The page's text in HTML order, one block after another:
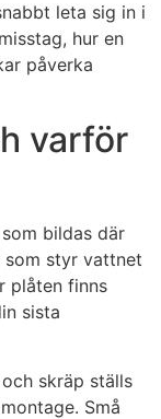
leta sig in i
hur en
påverka
varför
bildas där
som styr vattnet
plåten finns
sista
skräp ställs
Små